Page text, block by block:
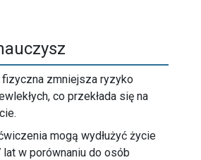
zmniejsza ryzyko
co przekłada się na
mogą wydłużyć życie
lat w porównaniu do osób